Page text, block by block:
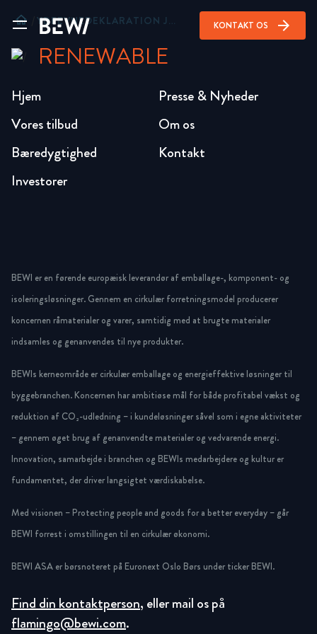
KONTAKT OS arrow_forward
home YDEEVNEDEKLARATION JACKODUR® XPS 700 300MM
RENEWABLE
Hjem
Vores tilbud
Bæredygtighed
Investorer
Presse & Nyheder
Om os
Kontakt
BEWI er en førende europæisk leverandør af emballage-, komponent- og
isoleringsløsninger. Gennem en cirkulær forretningsmodel producerer
koncernen råmaterialer og varer, samtidig med at brugte materialer
indsamles og genanvendes til nye produkter.
BEWIs kerneområde er cirkulær emballage og energieffektive løsninger til
byggebranchen. Koncernen har ambitiøse mål for både profitabel vækst og
reduktion af CO₂-udledning – i kundeløsninger såvel som i egne aktiviteter
– gennem øget brug af genanvendte materialer og vedvarende energi.
Innovation, samarbejde i branchen og BEWIs medarbejdere og kultur er
fundamentet, der driver langsigtet værdiskabelse.
Med visionen – Protecting people and goods for a better everyday – går
BEWI forrest i omstillingen til en cirkulær økonomi.
BEWI ASA er børsnoteret på Euronext Oslo Børs under ticker BEWI.
Find din kontaktperson, eller mail os på
flamingo@bewi.com.